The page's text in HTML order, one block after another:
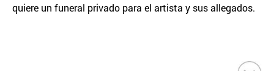
quiere un funeral privado para el artista y sus allegados.